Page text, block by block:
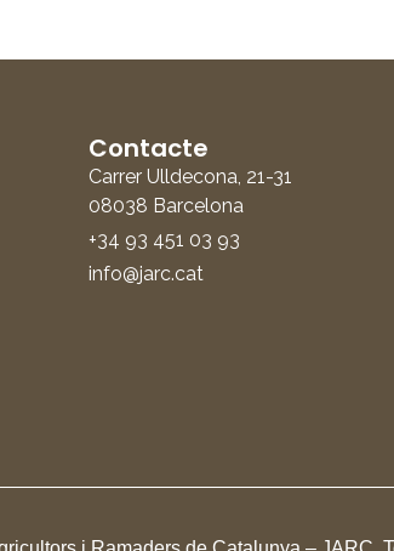
Contacte
Carrer Ulldecona, 21-31
08038 Barcelona
+34 93 451 03 93
info@jarc.cat